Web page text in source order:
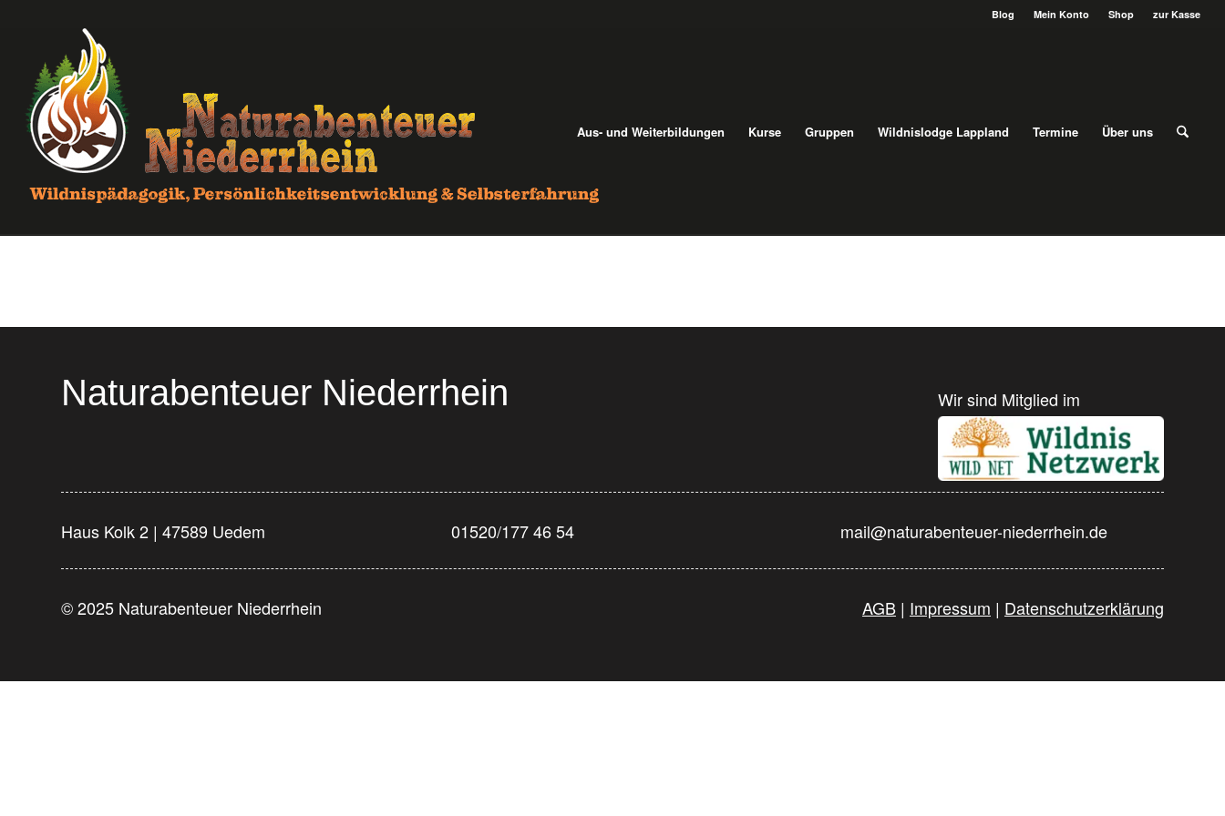
Blog Mein Konto Shop zur Kasse
Aus- und Weiterbildungen Kurse Gruppen Wildnislodge Lappland Termine Über uns
Naturabenteuer Niederrhein Wir sind Mitglied im
Haus Kolk 2 | 47589 Uedem 01520/177 46 54 mail@naturabenteuer-niederrhein.de
© 2025 Naturabenteuer Niederrhein AGB| Impressum | Datenschutzerklärung